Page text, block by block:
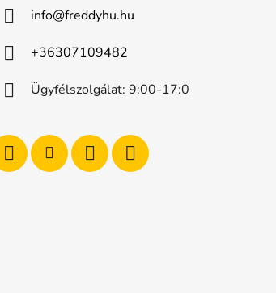
info@freddyhu.hu
+36307109482
Ügyfélszolgálat: 9:00-17:0